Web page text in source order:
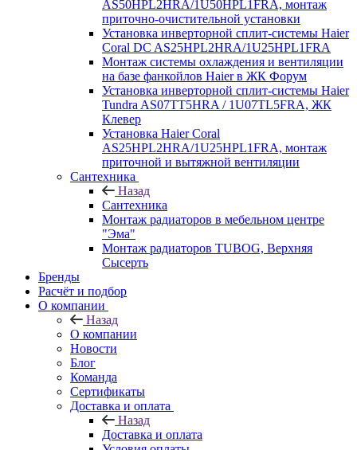
AS50HPL2HRA/1U50HPL1FRA, монтаж
приточно-очистительной установки
Установка инверторной сплит-системы Haier
Coral DC AS25HPL2HRA/1U25HPL1FRA
Монтаж системы охлаждения и вентиляции
на базе фанкойлов Haier в ЖК Форум
Установка инверторной сплит-системы Haier
Tundra AS07TT5HRA / 1U07TL5FRA, ЖК
Клевер
Установка Haier Coral
AS25HPL2HRA/1U25HPL1FRA, монтаж
приточной и вытяжной вентиляции
Сантехника
Назад
Сантехника
Монтаж радиаторов в мебельном центре
"Эма"
Монтаж радиаторов TUBOG, Верхняя
Сысерть
Бренды
Расчёт и подбор
О компании
Назад
О компании
Новости
Блог
Команда
Сертификаты
Доставка и оплата
Назад
Доставка и оплата